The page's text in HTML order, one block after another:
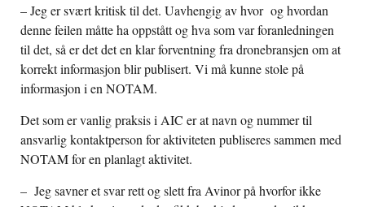
– Jeg er svært kritisk til det. Uavhengig av hvor og hvordan
denne feilen måtte ha oppstått og hva som var foranledningen
til det, så er det det en klar forventning fra dronebransjen om at
korrekt informasjon blir publisert. Vi må kunne stole på
informasjon i en NOTAM.
Det som er vanlig praksis i AIC er at navn og nummer til
ansvarlig kontaktperson for aktiviteten publiseres sammen med
NOTAM for en planlagt aktivitet.
– Jeg savner et svar rett og slett fra Avinor på hvorfor ikke